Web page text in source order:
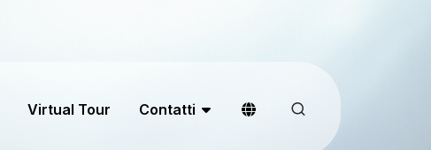
Virtual Tour Contatti